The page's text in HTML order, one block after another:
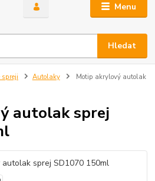
Menu
Hledat
spreji Autolaky
Motip akrylový autolak
autolak sprej